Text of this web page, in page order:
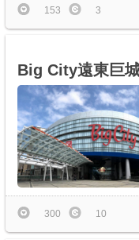
153 3
Big City遠東巨
300 10